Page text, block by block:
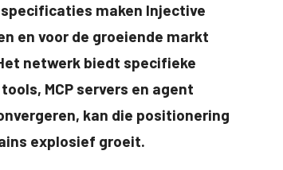
maken Injective
en voor de groeiende markt
netwerk biedt specifieke
MCP servers en agent
kan die positionering
explosief groeit.